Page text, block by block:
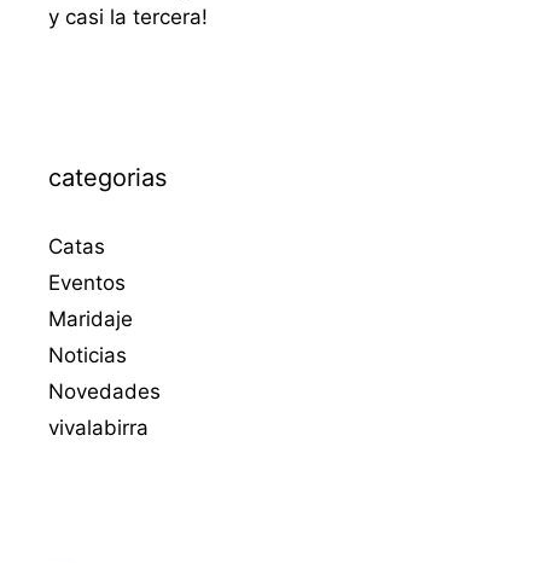
y casi la tercera!
categorias
Catas
Eventos
Maridaje
Noticias
Novedades
vivalabirra